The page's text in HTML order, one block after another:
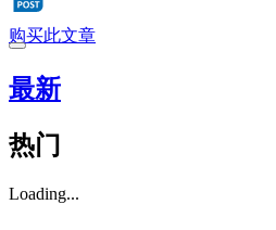
购买此文章
最新
热门
Loading...